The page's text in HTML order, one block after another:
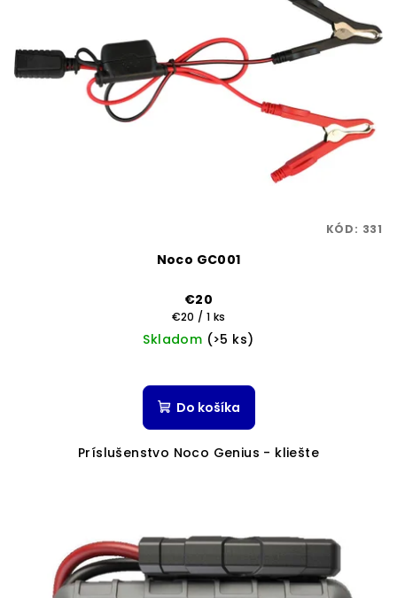
Noco GC001
€20
Jednotková
cena:
€20 / 1 ks
Skladom (>5 ks)
Do košíka
Príslušenstvo Noco Genius - kliešte
KÓD: 331